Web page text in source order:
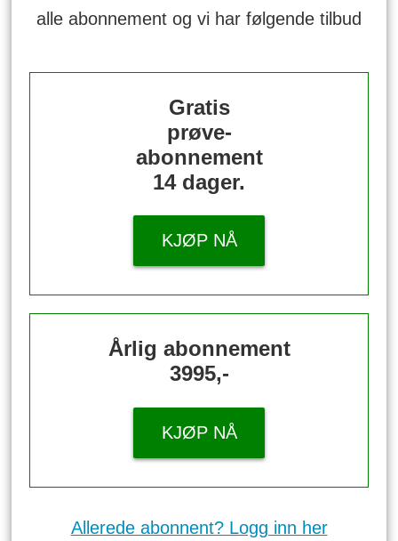
alle abonnement og vi har følgende tilbud
Gratis
prøve-
abonnement
14 dager.
KJØP NÅ
Årlig abonnement
3995,-
KJØP NÅ
Allerede abonnent? Logg inn her